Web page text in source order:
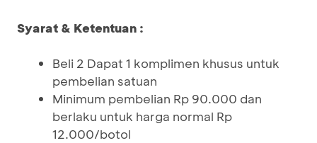
Syarat & Ketentuan :
Beli 2 Dapat 1 komplimen khusus untuk
pembelian satuan
Minimum pembelian Rp 90.000 dan
berlaku untuk harga normal Rp
12.000/botol